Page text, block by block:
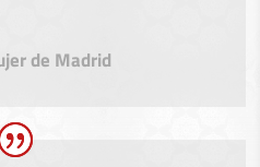
de Madrid